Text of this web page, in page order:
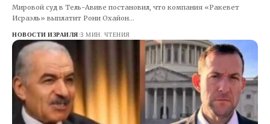
Мировой суд в Тель-Авиве постановил, что компания «Ракевет
Исраэль» выплатит Рони Охайон…
НОВОСТИ ИЗРАИЛЯ 3 МИН. ЧТЕНИЯ